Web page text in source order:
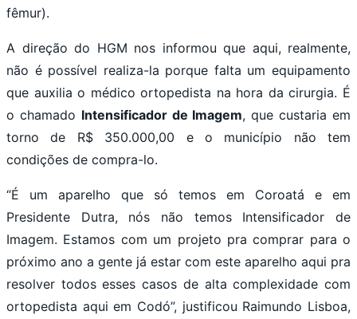
fêmur).
A direção do HGM nos informou que aqui, realmente,
não é possível realiza-la porque falta um equipamento
que auxilia o médico ortopedista na hora da cirurgia. É
o chamado Intensificador de Imagem, que custaria em
torno de R$ 350.000,00 e o município não tem
condições de compra-lo.
“É um aparelho que só temos em Coroatá e em
Presidente Dutra, nós não temos Intensificador de
Imagem. Estamos com um projeto pra comprar para o
próximo ano a gente já estar com este aparelho aqui pra
resolver todos esses casos de alta complexidade com
ortopedista aqui em Codó”, justificou Raimundo Lisboa,